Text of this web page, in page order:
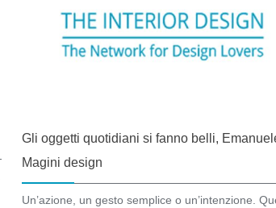
Gli oggetti quotidiani si fanno belli,
Magini design
Un’azione, un gesto semplice o un’intenzione.